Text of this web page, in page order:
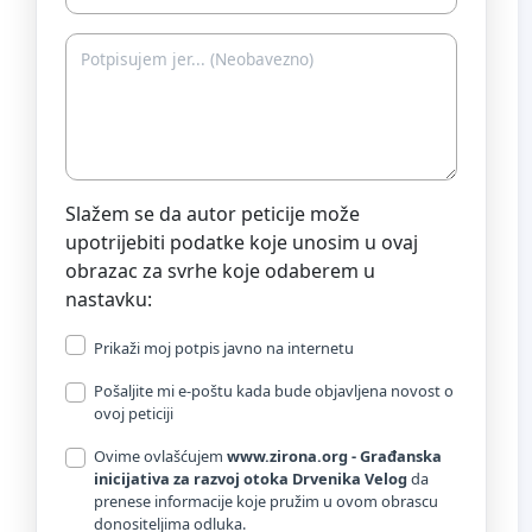
Slažem se da autor peticije može
upotrijebiti podatke koje unosim u ovaj
obrazac za svrhe koje odaberem u
nastavku:
Prikaži moj potpis javno na internetu
Pošaljite mi e-poštu kada bude objavljena novost o
ovoj peticiji
Ovime ovlašćujem www.zirona.org - Građanska
inicijativa za razvoj otoka Drvenika Velog da
prenese informacije koje pružim u ovom obrascu
donositeljima odluka.